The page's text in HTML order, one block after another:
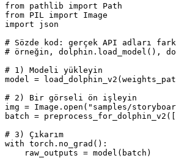
from pathlib import Path
from PIL import Image
import json
# Sözde kod: gerçek API adları
# örneğin, dolphin.load_model(),
# 1) Modeli yükleyin
model =
# 2) Bir görseli ön işleyin
img = Image.open("samples/
batch =
# 3) Çıkarım
with torch.no_grad():
    raw_outputs = model(batch)